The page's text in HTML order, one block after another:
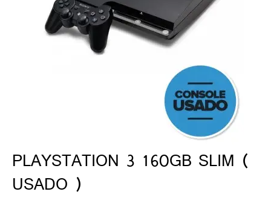
PLAYSTATION 3 160GB SLIM (
USADO )